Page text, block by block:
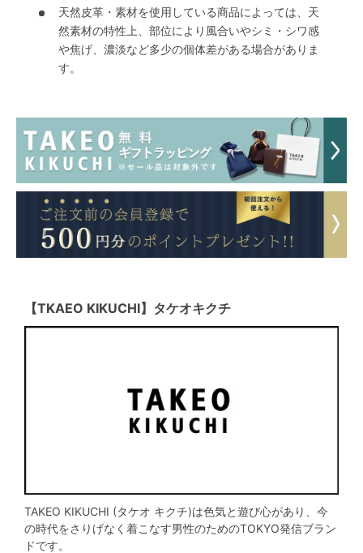
天然皮革・素材を使用している商品によっては、天
然素材の特性上、部位により風合いやシミ・シワ感
や焦げ、濃淡など多少の個体差がある場合がありま
す。
【TKAEO KIKUCHI】タケオキクチ
TAKEO KIKUCHI (タケオ キクチ)は色気と遊び心があり、今
の時代をさりげなく着こなす男性のためのTOKYO発信ブラン
ドです。